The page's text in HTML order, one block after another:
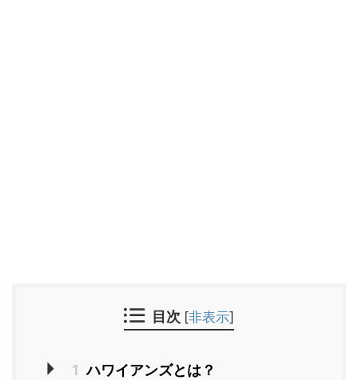
目次 [非表示]
1 ハワイアンズとは？